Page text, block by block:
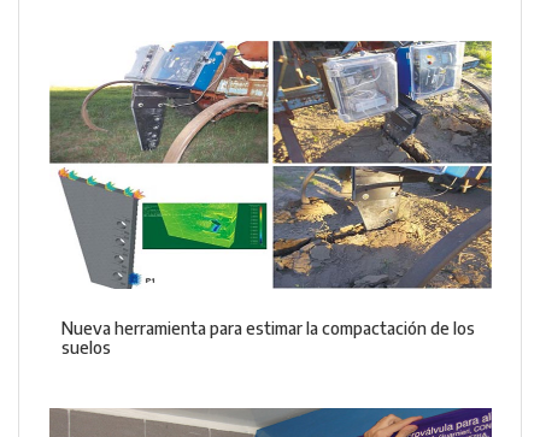
Nueva herramienta para estimar la compactación de los
suelos